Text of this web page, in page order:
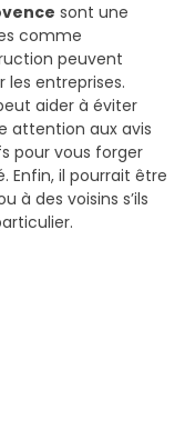
sont une
comme
peuvent
entreprises.
aider à éviter
attention aux avis
pour vous forger
Enfin, il pourrait être
à des voisins s’ils